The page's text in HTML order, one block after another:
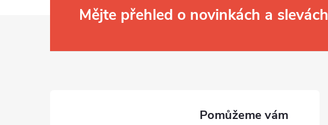
Mějte přehled o novinkách a slevách